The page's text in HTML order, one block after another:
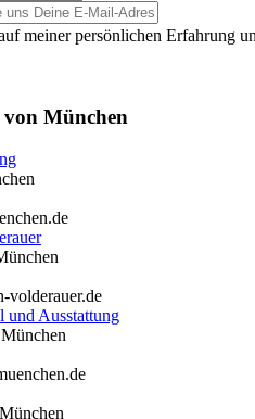
meiner persönlichen Erfahrung
München
volderauer.de
Ausstattung